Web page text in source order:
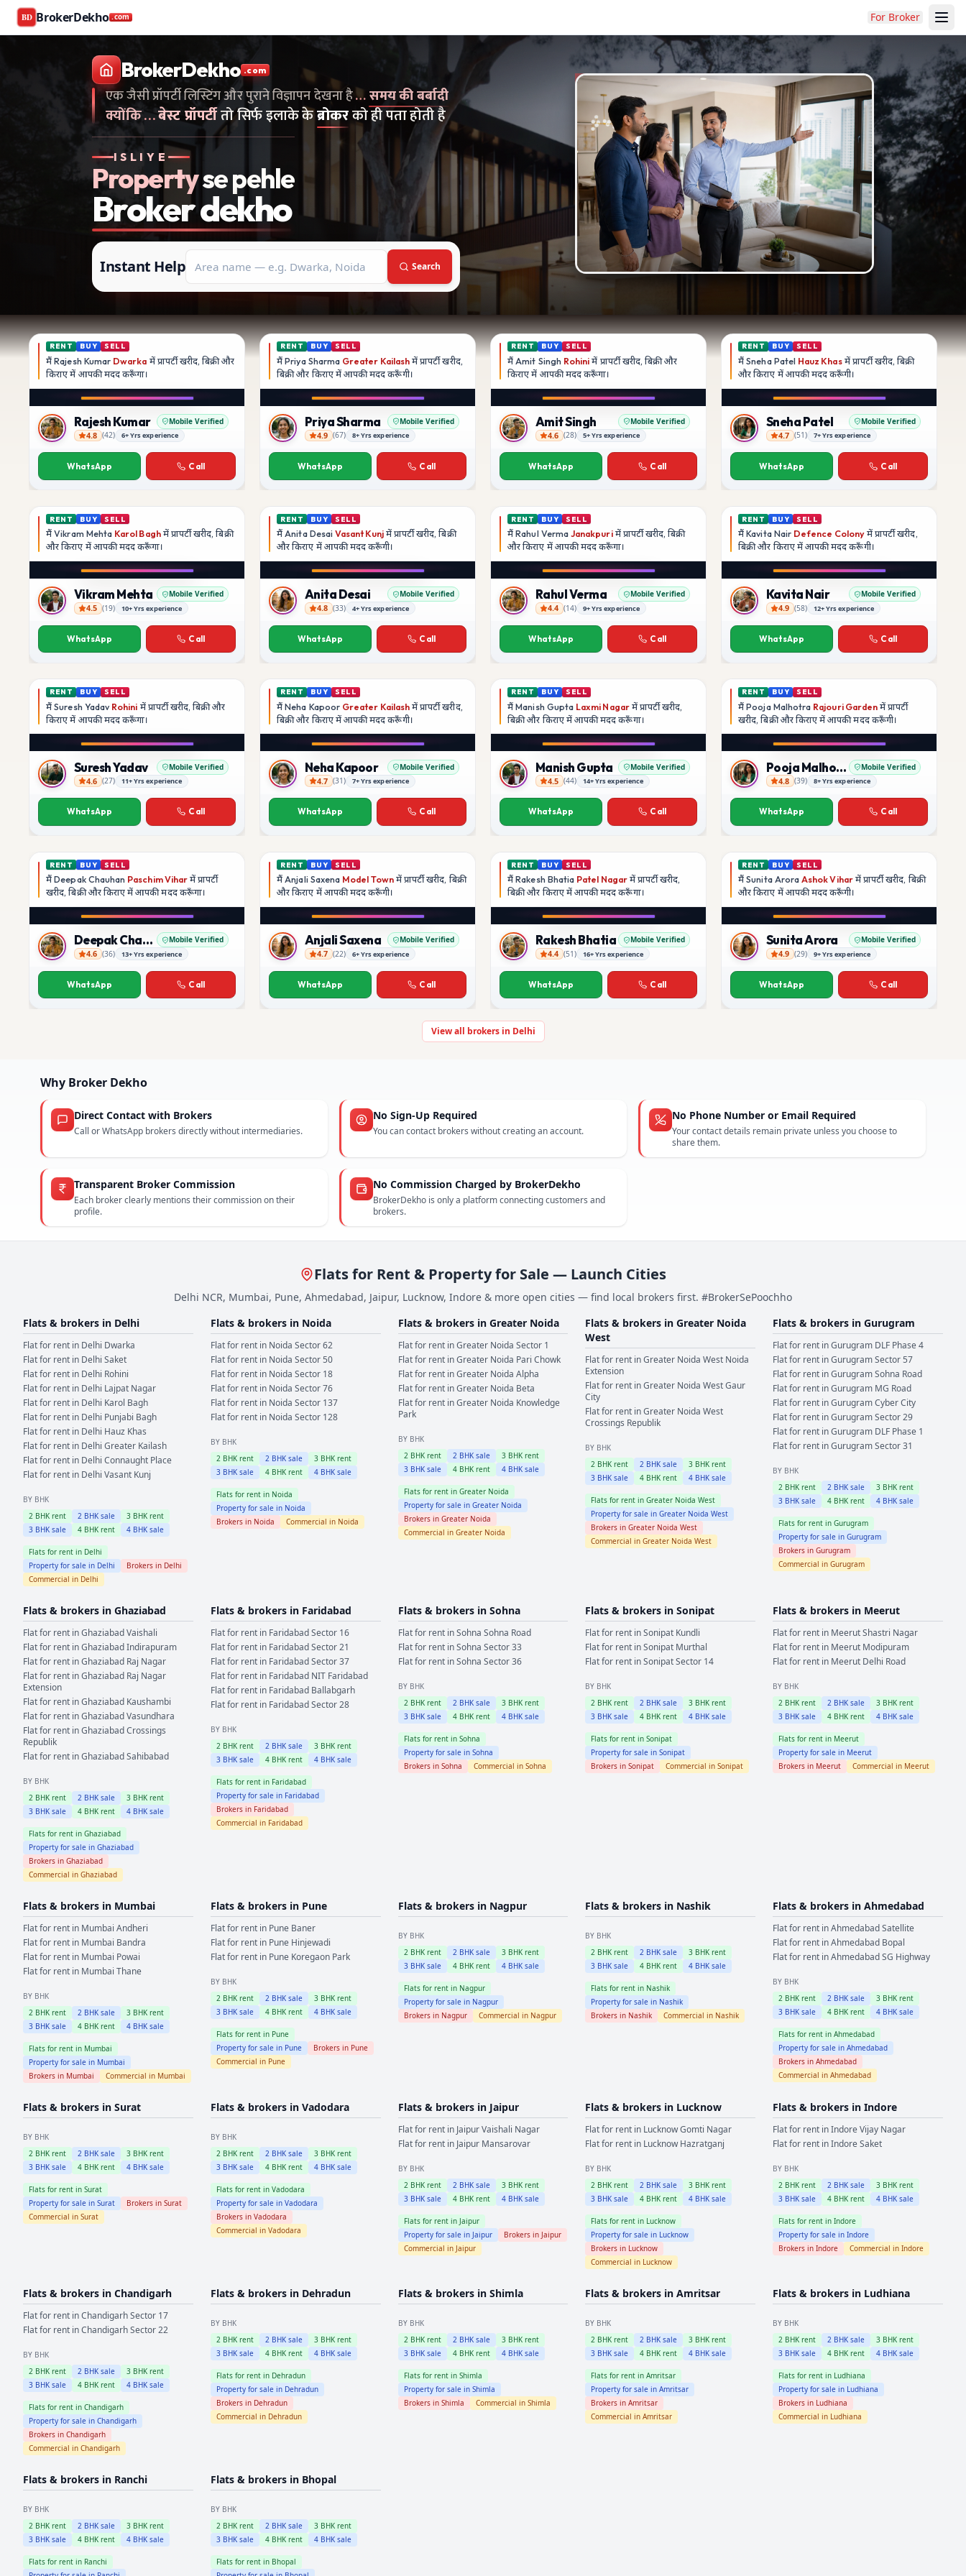
BD BrokerDekho .com For Broker
Buy and rent property in Delhi — mobile-verified brokers on Broker Dekho
BrokerDekho .com
एक जैसी प्रॉपर्टी लिस्टिंग और पुराने विज्ञापन देखना है…समय की बर्बादी
क्योंकि…बेस्ट प्रॉपर्टीतो सिर्फ इलाके केब्रोकरको ही पता होती है
एक जैसी प्रॉपर्टी लिस्टिंग और पुराने विज्ञापन देखना है...समय की बर्बादी क्योंकि... बेस्ट प्रॉपर्टी तो सिर्फ इलाके के ब्रोकर को ही पता होती है
ISLIYE
Propertyse pehle
Brokerdekho
Instant Help Search
RENT BUY SELL
मैंRajesh Kumar Dwarka में प्रापर्टी खरीद, बिक्री और
किराए में आपकी मददकरूँगा।
Rajesh Kumar
Rajesh Kumar Mobile Verified
4.8 (42) 6+ Yrs experience
WhatsApp Call
RENT BUY SELL
मैंPriya Sharma Greater Kailash में प्रापर्टी खरीद,
बिक्री और किराए में आपकी मददकरूँगी।
Priya Sharma
Priya Sharma Mobile Verified
4.9 (67) 8+ Yrs experience
WhatsApp Call
RENT BUY SELL
मैंAmit Singh Rohini में प्रापर्टी खरीद, बिक्री और
किराए में आपकी मददकरूँगा।
Amit Singh
Amit Singh Mobile Verified
4.6 (28) 5+ Yrs experience
WhatsApp Call
RENT BUY SELL
मैंSneha Patel Hauz Khasमें प्रापर्टी खरीद, बिक्री
और किराए में आपकी मददकरूँगी।
Sneha Patel
Sneha Patel Mobile Verified
4.7 (51) 7+ Yrs experience
WhatsApp Call
RENT BUY SELL
मैंVikram Mehta Karol Baghमें प्रापर्टी खरीद, बिक्री
और किराए में आपकी मददकरूँगा।
Vikram Mehta
Vikram Mehta Mobile Verified
4.5 (19) 10+ Yrs experience
WhatsApp Call
RENT BUY SELL
मैंAnita Desai Vasant Kunjमें प्रापर्टी खरीद, बिक्री
और किराए में आपकी मददकरूँगी।
Anita Desai
Anita Desai Mobile Verified
4.8 (33) 4+ Yrs experience
WhatsApp Call
RENT BUY SELL
मैंRahul Verma Janakpuriमें प्रापर्टी खरीद, बिक्री
और किराए में आपकी मददकरूँगा।
Rahul Verma
Rahul Verma Mobile Verified
4.4 (14) 9+ Yrs experience
WhatsApp Call
RENT BUY SELL
मैंKavita Nair Defence Colonyमें प्रापर्टी खरीद,
बिक्री और किराए में आपकी मददकरूँगी।
Kavita Nair
Kavita Nair Mobile Verified
4.9 (58) 12+ Yrs experience
WhatsApp Call
RENT BUY SELL
मैंSuresh Yadav Rohini में प्रापर्टी खरीद, बिक्री और
किराए में आपकी मददकरूँगा।
Suresh Yadav
Suresh Yadav Mobile Verified
4.6 (27) 11+ Yrs experience
WhatsApp Call
RENT BUY SELL
मैंNeha Kapoor Greater Kailash में प्रापर्टी खरीद,
बिक्री और किराए में आपकी मददकरूँगी।
Neha Kapoor
Neha Kapoor Mobile Verified
4.7 (31) 7+ Yrs experience
WhatsApp Call
RENT BUY SELL
मैंManish Gupta Laxmi Nagarमें प्रापर्टी खरीद,
बिक्री और किराए में आपकी मददकरूँगा।
Manish Gupta
Manish Gupta Mobile Verified
4.5 (44) 14+ Yrs experience
WhatsApp Call
RENT BUY SELL
मैंPooja Malhotra Rajouri Garden में प्रापर्टी
खरीद, बिक्री और किराए में आपकी मदद करूँगी।
Pooja Malhotra
Pooja Malhotra Mobile Verified
4.8 (39) 8+ Yrs experience
WhatsApp Call
RENT BUY SELL
मैंDeepak Chauhan Paschim Vihar में प्रापर्टी
खरीद, बिक्री और किराए में आपकी मदद करूँगा।
Deepak Chauhan
Deepak Chauhan Mobile Verified
4.6 (36) 13+ Yrs experience
WhatsApp Call
RENT BUY SELL
मैंAnjali Saxena Model Townमें प्रापर्टी खरीद, बिक्री
और किराए में आपकी मददकरूँगी।
Anjali Saxena
Anjali Saxena Mobile Verified
4.7 (22) 6+ Yrs experience
WhatsApp Call
RENT BUY SELL
मैंRakesh Bhatia Patel Nagarमें प्रापर्टी खरीद,
बिक्री और किराए में आपकी मददकरूँगा।
Rakesh Bhatia
Rakesh Bhatia Mobile Verified
4.4 (51) 16+ Yrs experience
WhatsApp Call
RENT BUY SELL
मैंSunita Arora Ashok Viharमें प्रापर्टी खरीद, बिक्री
और किराए में आपकी मददकरूँगी।
Sunita Arora
Sunita Arora Mobile Verified
4.9 (29) 9+ Yrs experience
WhatsApp Call
View all brokers in Delhi
Why Broker Dekho
Direct Contact with Brokers
Call or WhatsApp brokers directly without intermediaries.
No Sign-Up Required
You can contact brokers without creating an account.
No Phone Number or Email Required
Your contact details remain private unless you choose to
share them.
Transparent Broker Commission
Each broker clearly mentions their commission on their
profile.
No Commission Charged by BrokerDekho
BrokerDekho is only a platform connecting customers and
brokers.
Flats for Rent & Property for Sale — Launch Cities
Delhi NCR, Mumbai, Pune, Ahmedabad, Jaipur, Lucknow, Indore & more open cities — find local brokers first. #BrokerSePoochho
Flats & brokers in Delhi
Flat for rent in Delhi Dwarka
Flat for rent in Delhi Saket
Flat for rent in Delhi Rohini
Flat for rent in Delhi Lajpat Nagar
Flat for rent in Delhi Karol Bagh
Flat for rent in Delhi Punjabi Bagh
Flat for rent in Delhi Hauz Khas
Flat for rent in Delhi Greater Kailash
Flat for rent in Delhi Connaught Place
Flat for rent in Delhi Vasant Kunj
BY BHK
2 BHK rent 2 BHK sale 3 BHK rent
3 BHK sale 4 BHK rent 4 BHK sale
Flats for rent in Delhi
Property for sale in Delhi Brokers in Delhi
Commercial in Delhi
Flats & brokers in Noida
Flat for rent in Noida Sector 62
Flat for rent in Noida Sector 50
Flat for rent in Noida Sector 18
Flat for rent in Noida Sector 76
Flat for rent in Noida Sector 137
Flat for rent in Noida Sector 128
BY BHK
2 BHK rent 2 BHK sale 3BHK rent
3BHK sale 4BHK rent 4BHK sale
Flats for rent in Noida
Property for sale in Noida
Brokers in Noida Commercial in Noida
Flats & brokers in Greater Noida
Flat for rent inGreater Noida Sector 1
Flat for rent inGreater Noida Pari Chowk
Flat for rent inGreater Noida Alpha
Flat for rent inGreater Noida Beta
Flat for rent inGreater Noida Knowledge
Park
BY BHK
2 BHK rent 2 BHK sale 3BHK rent
3BHK sale 4BHK rent 4BHK sale
Flats for rent in Greater Noida
Property for sale in Greater Noida
Brokers in Greater Noida
Commercial in Greater Noida
Flats & brokers inGreater Noida
West
Flat for rent inGreater Noida West Noida
Extension
Flat for rent inGreater Noida WestGaur
City
Flat for rent inGreater Noida West
Crossings Republik
BY BHK
2 BHK rent 2 BHK sale 3 BHK rent
3 BHK sale 4 BHK rent 4 BHK sale
Flats for rent inGreater Noida West
Property for sale inGreater Noida West
Brokers inGreater Noida West
Commercial inGreater Noida West
Flats & brokers inGurugram
Flat for rent inGurugram DLF Phase 4
Flat for rent inGurugramSector 57
Flat for rent inGurugramSohna Road
Flat for rent inGurugram MG Road
Flat for rent inGurugramCyber City
Flat for rent inGurugramSector 29
Flat for rent inGurugram DLF Phase 1
Flat for rent inGurugramSector 31
BY BHK
2 BHK rent 2 BHK sale 3 BHK rent
3 BHK sale 4 BHK rent 4 BHK sale
Flats for rent inGurugram
Property for sale inGurugram
Brokers inGurugram
Commercial inGurugram
Flats & brokers in Ghaziabad
Flat for rent inGhaziabadVaishali
Flat for rent inGhaziabadIndirapuram
Flat for rent inGhaziabad Raj Nagar
Flat for rent inGhaziabad Raj Nagar
Extension
Flat for rent inGhaziabad Kaushambi
Flat for rent inGhaziabadVasundhara
Flat for rent inGhaziabadCrossings
Republik
Flat for rent inGhaziabadSahibabad
BY BHK
2 BHK rent 2 BHK sale 3 BHK rent
3 BHK sale 4 BHK rent 4 BHK sale
Flats for rent in Ghaziabad
Property for sale in Ghaziabad
Brokers in Ghaziabad
Commercial in Ghaziabad
Flats & brokers in Faridabad
Flat for rent in FaridabadSector 16
Flat for rent in FaridabadSector 21
Flat for rent in FaridabadSector 37
Flat for rent in Faridabad NIT Faridabad
Flat for rent in Faridabad Ballabgarh
Flat for rent in FaridabadSector 28
BY BHK
2 BHK rent 2 BHK sale 3BHK rent
3BHK sale 4BHK rent 4BHK sale
Flats for rent in Faridabad
Property for sale in Faridabad
Brokers in Faridabad
Commercial in Faridabad
Flats & brokers in Sohna
Flat for rent inSohna Sohna Road
Flat for rent inSohna Sector 33
Flat for rent inSohna Sector 36
BY BHK
2 BHK rent 2 BHK sale 3BHK rent
3BHK sale 4BHK rent 4BHK sale
Flats for rent in Sohna
Property for sale in Sohna
Brokers in Sohna Commercial in Sohna
Flats & brokers inSonipat
Flat for rent inSonipat Kundli
Flat for rent inSonipat Murthal
Flat for rent inSonipatSector 14
BY BHK
2 BHK rent 2 BHK sale 3 BHK rent
3 BHK sale 4 BHK rent 4 BHK sale
Flats for rent inSonipat
Property for sale inSonipat
Brokers inSonipat Commercial inSonipat
Flats & brokers in Meerut
Flat for rent in MeerutShastri Nagar
Flat for rent in Meerut Modipuram
Flat for rent in Meerut Delhi Road
BY BHK
2 BHK rent 2 BHK sale 3 BHK rent
3 BHK sale 4 BHK rent 4 BHK sale
Flats for rent in Meerut
Property for sale in Meerut
Brokers in Meerut Commercial in Meerut
Flats & brokers in Mumbai
Flat for rent in Mumbai Andheri
Flat for rent in Mumbai Bandra
Flat for rent in Mumbai Powai
Flat for rent in Mumbai Thane
BY BHK
2 BHK rent 2 BHK sale 3 BHK rent
3 BHK sale 4 BHK rent 4 BHK sale
Flats for rent in Mumbai
Property for sale in Mumbai
Brokers in Mumbai Commercial in Mumbai
Flats & brokers in Pune
Flat for rent in Pune Baner
Flat for rent in Pune Hinjewadi
Flat for rent in Pune Koregaon Park
BY BHK
2 BHK rent 2 BHK sale 3BHK rent
3BHK sale 4BHK rent 4BHK sale
Flats for rent in Pune
Property for sale in Pune Brokers in Pune
Commercial in Pune
Flats & brokers in Nagpur
BY BHK
2 BHK rent 2 BHK sale 3BHK rent
3BHK sale 4BHK rent 4BHK sale
Flats for rent in Nagpur
Property for sale in Nagpur
Brokers in Nagpur Commercial in Nagpur
Flats & brokers in Nashik
BY BHK
2 BHK rent 2 BHK sale 3 BHK rent
3 BHK sale 4 BHK rent 4 BHK sale
Flats for rent in Nashik
Property for sale in Nashik
Brokers in Nashik Commercial in Nashik
Flats & brokers inAhmedabad
Flat for rent inAhmedabadSatellite
Flat for rent inAhmedabad Bopal
Flat for rent inAhmedabadSG Highway
BY BHK
2 BHK rent 2 BHK sale 3 BHK rent
3 BHK sale 4 BHK rent 4 BHK sale
Flats for rent inAhmedabad
Property for sale inAhmedabad
Brokers inAhmedabad
Commercial inAhmedabad
Flats & brokers in Surat
BY BHK
2 BHK rent 2 BHK sale 3 BHK rent
3 BHK sale 4 BHK rent 4 BHK sale
Flats for rent in Surat
Property for sale in Surat Brokers in Surat
Commercial in Surat
Flats & brokers in Vadodara
BY BHK
2 BHK rent 2 BHK sale 3BHK rent
3BHK sale 4BHK rent 4BHK sale
Flats for rent in Vadodara
Property for sale in Vadodara
Brokers in Vadodara
Commercial in Vadodara
Flats & brokers in Jaipur
Flat for rent in Jaipur Vaishali Nagar
Flat for rent in Jaipur Mansarovar
BY BHK
2 BHK rent 2 BHK sale 3BHK rent
3BHK sale 4BHK rent 4BHK sale
Flats for rent in Jaipur
Property for sale in Jaipur Brokers in Jaipur
Commercial in Jaipur
Flats & brokers in Lucknow
Flat for rent in LucknowGomti Nagar
Flat for rent in Lucknow Hazratganj
BY BHK
2 BHK rent 2 BHK sale 3 BHK rent
3 BHK sale 4 BHK rent 4 BHK sale
Flats for rent in Lucknow
Property for sale in Lucknow
Brokers in Lucknow
Commercial in Lucknow
Flats & brokers inIndore
Flat for rent inIndoreVijay Nagar
Flat for rent inIndoreSaket
BY BHK
2 BHK rent 2 BHK sale 3 BHK rent
3 BHK sale 4 BHK rent 4 BHK sale
Flats for rent inIndore
Property for sale inIndore
Brokers inIndore Commercial inIndore
Flats & brokers in Chandigarh
Flat for rent inChandigarhSector 17
Flat for rent inChandigarhSector 22
BY BHK
2 BHK rent 2 BHK sale 3 BHK rent
3 BHK sale 4 BHK rent 4 BHK sale
Flats for rent in Chandigarh
Property for sale in Chandigarh
Brokers in Chandigarh
Commercial in Chandigarh
Flats & brokers in Dehradun
BY BHK
2 BHK rent 2 BHK sale 3BHK rent
3BHK sale 4BHK rent 4BHK sale
Flats for rent in Dehradun
Property for sale in Dehradun
Brokers in Dehradun
Commercial in Dehradun
Flats & brokers in Shimla
BY BHK
2 BHK rent 2 BHK sale 3BHK rent
3BHK sale 4BHK rent 4BHK sale
Flats for rent in Shimla
Property for sale in Shimla
Brokers in Shimla Commercial in Shimla
Flats & brokers inAmritsar
BY BHK
2 BHK rent 2 BHK sale 3 BHK rent
3 BHK sale 4 BHK rent 4 BHK sale
Flats for rent inAmritsar
Property for sale inAmritsar
Brokers inAmritsar
Commercial inAmritsar
Flats & brokers in Ludhiana
BY BHK
2 BHK rent 2 BHK sale 3 BHK rent
3 BHK sale 4 BHK rent 4 BHK sale
Flats for rent in Ludhiana
Property for sale in Ludhiana
Brokers in Ludhiana
Commercial in Ludhiana
Flats & brokers in Ranchi
BY BHK
2 BHK rent 2 BHK sale 3 BHK rent
3 BHK sale 4 BHK rent 4 BHK sale
Flats for rent in Ranchi
Flats & brokers in Bhopal
BY BHK
2 BHK rent 2 BHK sale 3BHK rent
3BHK sale 4BHK rent 4BHK sale
Flats for rent in Bhopal